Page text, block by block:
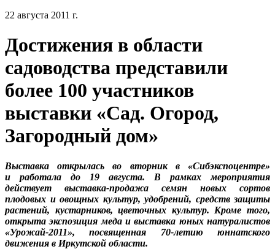
22 августа 2011 г.
Достижения в области
садоводства представили
более 100 участников
выставки «Сад. Огород,
Загородный дом»
Выставка открылась во вторник в «Сибэкспоцентре»
и работала до 19 августа. В рамках мероприятия
действует выставка-продажа семян новых сортов
плодовых и овощных культур, удобрений, средств защиты
растений, кустарников, цветочных культур. Кроме того,
открыта экспозиция меда и выставка юных натуралистов
«Урожай-2011», посвященная 70-летию юннатского
движения в Иркутской области.